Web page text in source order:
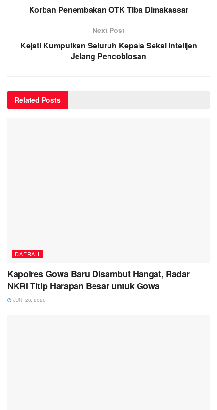
Korban Penembakan OTK Tiba Dimakassar
Next Post
Kejati Kumpulkan Seluruh Kepala Seksi Intelijen
Jelang Pencoblosan
Related Posts
DAERAH
Kapolres Gowa Baru Disambut Hangat, Radar
NKRI Titip Harapan Besar untuk Gowa
JUNI 28, 2026